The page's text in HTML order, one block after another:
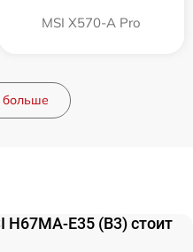
MSI X570-A Pro
больше
E35 (B3) стоит